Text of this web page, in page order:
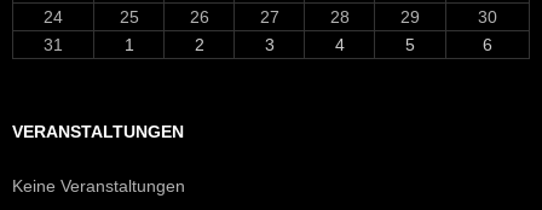
24
25 26 27 28 29
30
31
1 2 3 4 5 6
VERANSTALTUNGEN
Keine Veranstaltungen